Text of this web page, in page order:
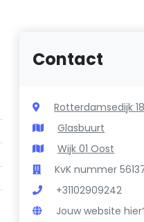
Contact
Rotterdamsedijk
Glasbuurt
Wijk 01 Oost
KvK nummer
+31102909242
Jouw website